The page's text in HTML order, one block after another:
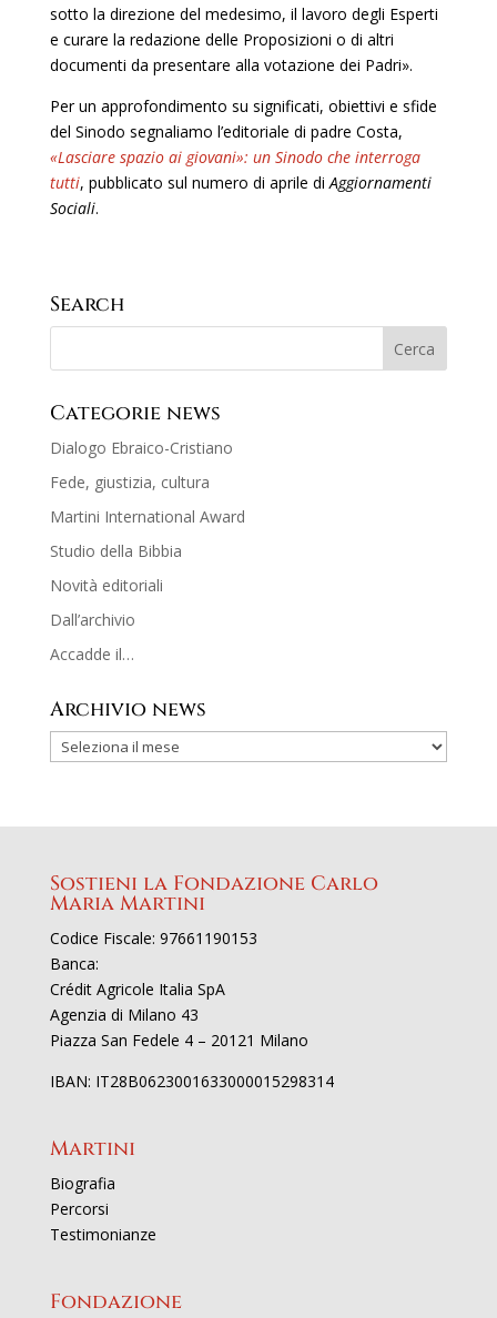
sotto la direzione del medesimo, il lavoro degli Esperti
e curare la redazione delle Proposizioni o di altri
documenti da presentare alla votazione dei Padri».
Per un approfondimento su significati, obiettivi e sfide
del Sinodo segnaliamo l’editoriale di padre Costa,
«Lasciare spazio ai giovani»: un Sinodo che interroga
tutti, pubblicato sul numero di aprile diAggiornamenti
Sociali.
Search
Categorie news
Dialogo Ebraico-Cristiano
Fede, giustizia, cultura
Martini International Award
Studio della Bibbia
Novità editoriali
Dall’archivio
Accadde il…
Archivio news
Sostieni la Fondazione Carlo
Maria Martini
Codice Fiscale: 97661190153
Banca:
Crédit Agricole Italia SpA
Agenzia di Milano 43
Piazza San Fedele 4 – 20121 Milano
IBAN: IT28B0623001633000015298314
Martini
Biografia
Percorsi
Testimonianze
Fondazione